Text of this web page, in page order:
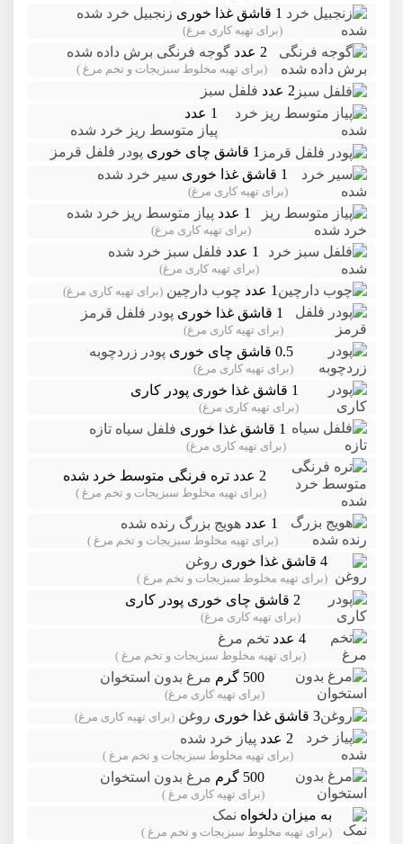
1 قاشق غذا خوری زنجبیل خرد شده
(برای تهیه کاری مرغ)
2 عدد گوجه فرنگی برش داده شده
(برای تهیه مخلوط سبزیجات و تخم مرغ )
2 عدد
فلفل سبز
1 عدد
پیاز متوسط ریز خرد شده
1 قاشق چای خوری
پودر فلفل قرمز
1 قاشق غذا خوری
سیر خرد شده
(برای تهیه کاری مرغ)
1 عدد پیاز متوسط ریز خرد شده
(برای تهیه کاری مرغ)
1 عدد فلفل سبز خرد شده
(برای تهیه کاری مرغ)
1 عدد چوب دارچین (برای تهیه کاری مرغ)
1 قاشق غذا خوری پودر فلفل قرمز
(برای تهیه کاری مرغ)
0.5 قاشق چای خوری پودر زردچوبه
(برای تهیه کاری مرغ)
1 قاشق غذا خوری پودر کاری
(برای تهیه کاری مرغ)
1 قاشق غذا خوری فلفل سیاه تازه
(برای تهیه کاری مرغ)
2 عدد تره فرنگی متوسط خرد شده
(برای تهیه مخلوط سبزیجات و تخم مرغ )
1 عدد هویج بزرگ رنده شده
(برای تهیه مخلوط سبزیجات و تخم مرغ )
4 قاشق غذا خوری روغن
(برای تهیه مخلوط سبزیجات و تخم مرغ )
2 قاشق چای خوری پودر کاری
(برای تهیه کاری مرغ)
4 عدد تخم مرغ
(برای تهیه مخلوط سبزیجات و تخم مرغ )
500 گرم مرغ بدون استخوان
(برای تهیه کاری مرغ)
3 قاشق غذا خوری روغن (برای تهیه کاری مرغ)
2 عدد پیاز خرد شده
(برای تهیه مخلوط سبزیجات و تخم مرغ )
500 گرم مرغ بدون استخوان
(برای تهیه کاری مرغ )
به میزان دلخواه نمک
(برای تهیه مخلوط سبزیجات و تخم مرغ )